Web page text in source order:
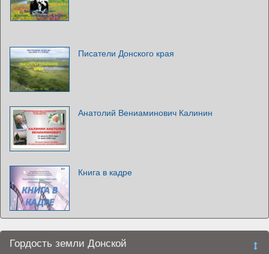
Писатели Донского края
Анатолий Вениаминович Калинин
Книга в кадре
Гордость земли Донской